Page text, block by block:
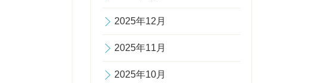
2025年12月
2025年11月
2025年10月